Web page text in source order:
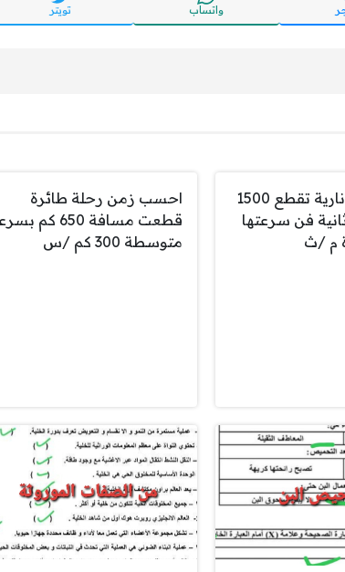
واتساب تويتر
سرعه دراجة نارية تقطع 1500
خلال 50 ثانية فن سرعتها
م /ث
احسب زمن رحلة طائرة
قطعت مسافة 650 كم
متوسطة 300 كم /س